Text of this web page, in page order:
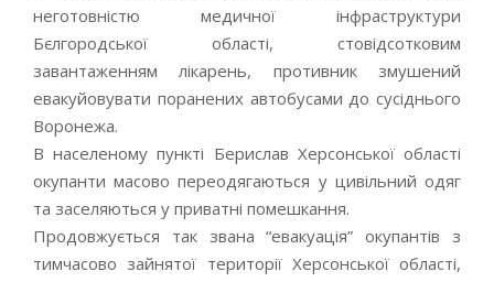
неготовністю медичної інфраструктури
Бєлгородської області, стовідсотковим
завантаженням лікарень, противник змушений
евакуйовувати поранених автобусами до сусіднього
Воронежа.
В населеному пункті Берислав Херсонської області
окупанти масово переодягаються у цивільний одяг
та заселяються у приватні помешкання.
Продовжується так звана “евакуація” окупантів з
тимчасово зайнятої території Херсонської області,